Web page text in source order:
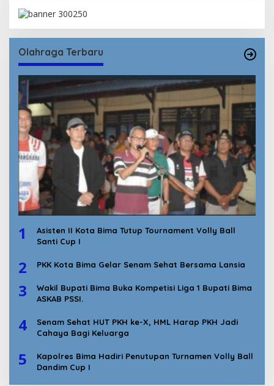
Olahraga Terbaru
1
Asisten II Kota Bima Tutup Tournament Volly Ball
Santi Cup I
2 PKK Kota Bima Gelar Senam Sehat Bersama Lansia
3
Wakil Bupati Bima Buka Kompetisi Liga 1 Bupati Bima
ASKAB PSSI.
4
Senam Sehat HUT PKH ke-X, HML Harap PKH Jadi
Cahaya Bagi Keluarga
5
Kapolres Bima Hadiri Penutupan Turnamen Volly Ball
Dandim Cup I